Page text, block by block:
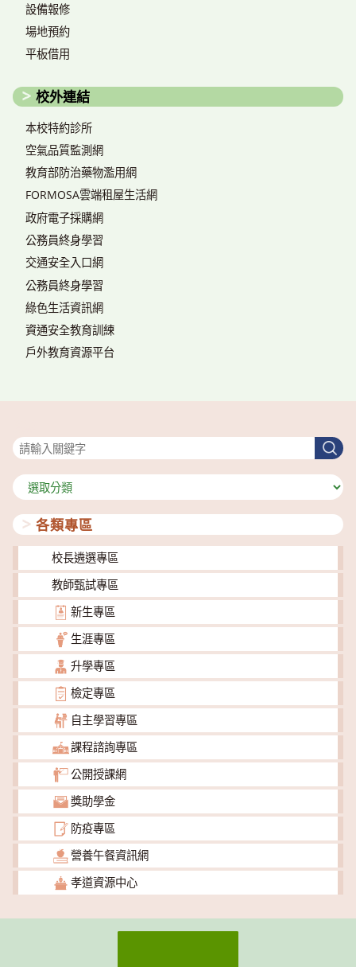
設備報修
場地預約
平板借用
校外連結
本校特約診所
空氣品質監測網
教育部防治藥物濫用網
FORMOSA雲端租屋生活網
政府電子採購網
公務員終身學習
交通安全入口網
公務員終身學習
綠色生活資訊網
資通安全教育訓練
戶外教育資源平台
搜
尋
分
類
各類專區
校長遴選專區
教師甄試專區
新生專區
生涯專區
升學專區
檢定專區
自主學習專區
課程諮詢專區
公開授課網
獎助學金
防疫專區
營養午餐資訊網
孝道資源中心